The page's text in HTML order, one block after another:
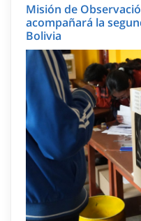
Misión de
acompañará la
Bolivia